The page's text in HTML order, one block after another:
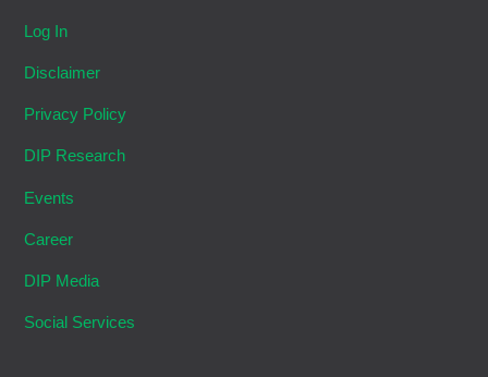
Log In
Disclaimer
Privacy Policy
DIP Research
Events
Career
DIP Media
Social Services